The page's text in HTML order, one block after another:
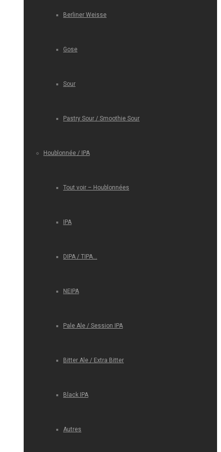
Berliner Weisse
Gose
Sour
Pastry Sour / Smoothie Sour
Houblonnée / IPA
Tout voir – Houblonnées
IPA
DIPA / TIPA…
NEIPA
Pale Ale / Session IPA
Bitter Ale / Extra Bitter
Black IPA
Autres